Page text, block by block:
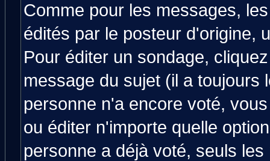
Comme pour les messages,
édités par le posteur d'origine,
Pour éditer un sondage,
message du sujet (il a toujours
personne n'a encore voté,
ou éditer n'importe quelle
personne a déjà voté, seuls